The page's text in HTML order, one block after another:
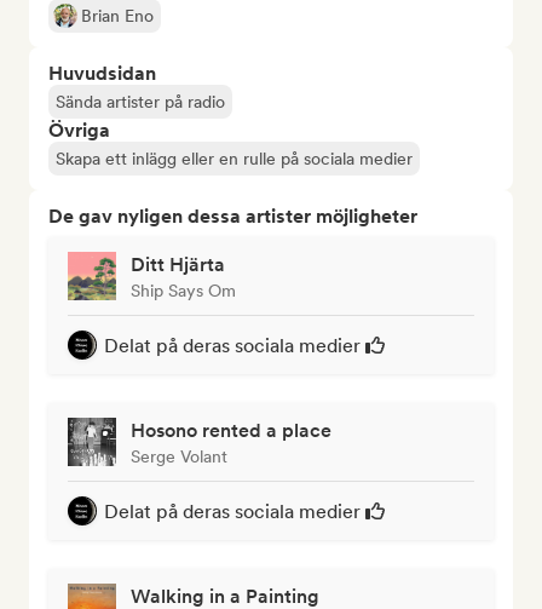
Brian Eno
Huvudsidan
Sända artister på radio
Övriga
Skapa ett inlägg eller en rulle på sociala medier
De gav nyligen dessa artister möjligheter
Ditt Hjärta
Ship Says Om
Delat på deras sociala medier
Hosono rented a place
Serge Volant
Delat på deras sociala medier
Walking in a Painting